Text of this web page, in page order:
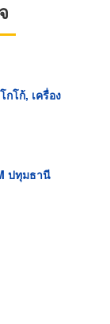
โก้, เครื่อง
ปทุมธานี